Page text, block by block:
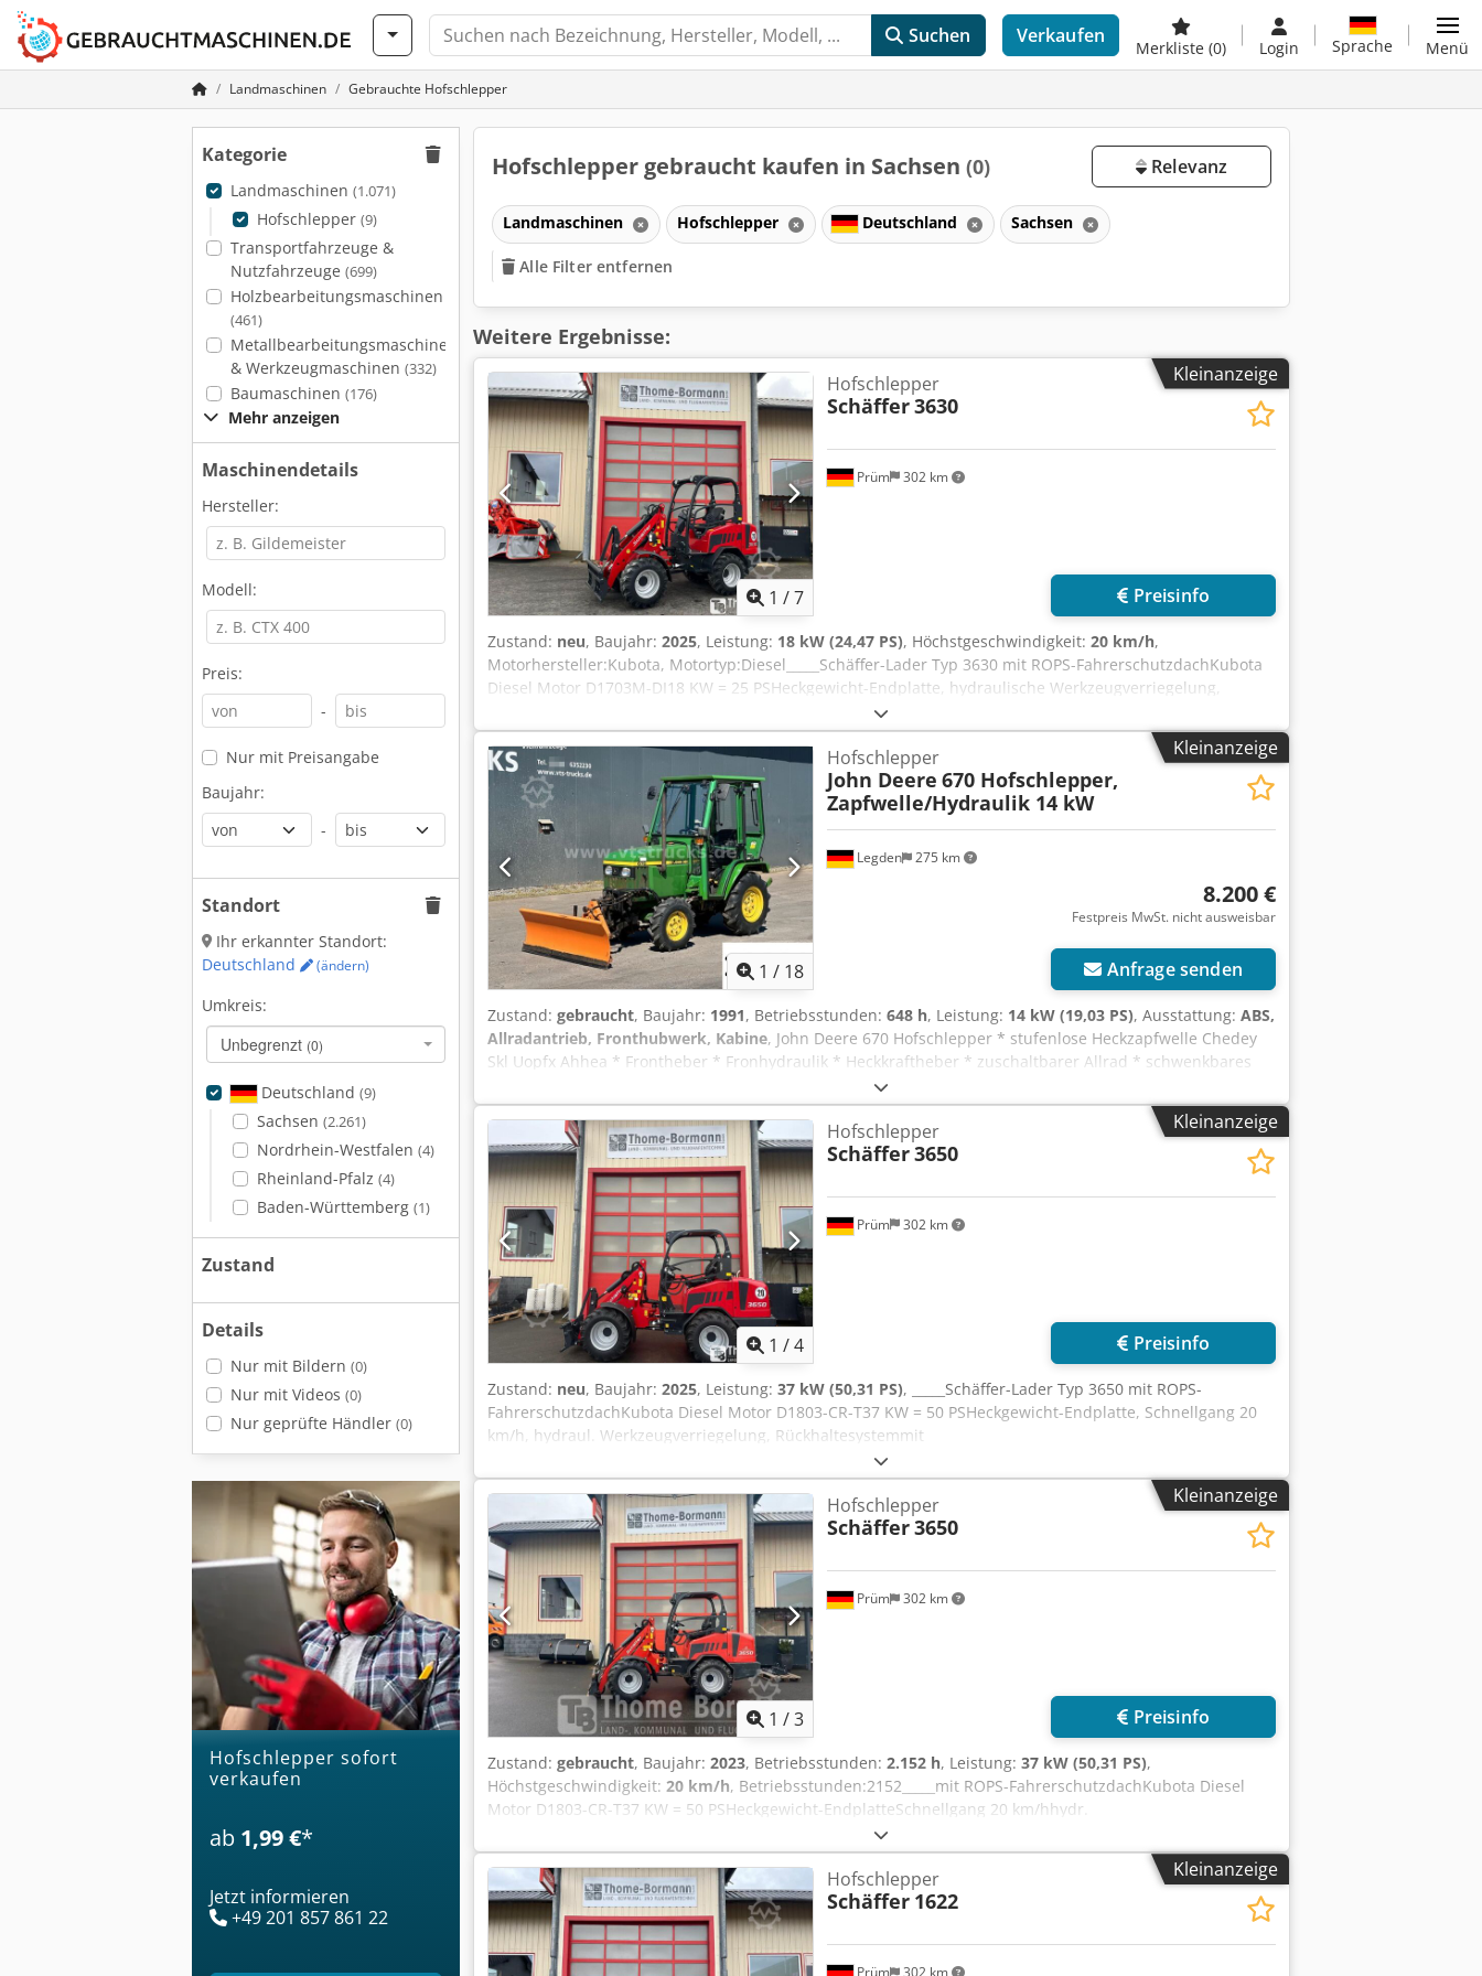
Suchen Verkaufen
Merkliste (0) Login Sprache Menü
Landmaschinen Gebrauchte Hofschlepper
Kategorie
Landmaschinen (1.071)
Hofschlepper (9)
Transportfahrzeuge &
Nutzfahrzeuge (699)
Holzbearbeitungsmaschinen
(461)
Metallbearbeitungsmaschinen
& Werkzeugmaschinen (332)
Baumaschinen (176)
Mehr anzeigen
Maschinendetails
Hersteller:
Modell:
Preis:
-
Nur mit Preisangabe
Baujahr:
-
Standort
Ihr erkannter Standort:
Deutschland
(ändern)
Umkreis:
Unbegrenzt (0)
Deutschland (9)
Sachsen (2.261)
Nordrhein-Westfalen (4)
Rheinland-Pfalz (4)
Baden-Württemberg (1)
Zustand
Details
Nur mit Bildern (0)
Nur mit Videos (0)
Nur geprüfte Händler (0)
Hofschlepper sofort
verkaufen
ab 1,99 €*
Jetzt informieren
+49 201 857 861 22
Hofschlepper gebraucht kaufen in Sachsen (0) Relevanz
Landmaschinen Hofschlepper Deutschland Sachsen
Alle Filter entfernen
Weitere Ergebnisse:
Kleinanzeige
1 /7
Prüm 302 km
Hofschlepper
Schäffer3630
Preisinfo
Zustand: neu, Baujahr: 2025, Leistung: 18 kW (24,47 PS), Höchstgeschwindigkeit: 20 km/h,
Motorhersteller:Kubota, Motortyp:Diesel_____Schäffer-Lader Typ 3630 mit ROPS-FahrerschutzdachKubota
Diesel Motor D1703M-DI18 KW = 25 PSHeckgewicht-Endplatte, hydraulische Werkzeugverriegelung,
Rückhaltesystem, hydraulischerSchnellgang 20 km/hmit
BetriebsanleitungSonderausstattungKoffergewicht 95 kgHydraulikanschlüsse in
Ausf.SteckkupplungenVorbereitung für Beleuchtungsanlage- kpl. Lenkturm für Beleuchtung- Kabelsatz
nach hinten für RückleuchtenArbeitsscheinwerfersatz LED 800 Lumen (2x vorne und 1 x
hinten)Abschleppvorrichtungmit Bolzen und ZurrösenSerienbereifung10.0/75-15.3 AS ET
-40Aufnahmerahmen Euro-WShydraulische Verriegelung,Lagerort:null Csdpfx Ahjzp Anaehjha
Kleinanzeige
1 / 18
Legden 275 km
Hofschlepper
John Deere 670 Hofschlepper,
Zapfwelle/Hydraulik 14 kW
8.200 €
Festpreis MwSt. nicht ausweisbar
Anfrage senden
Zustand: gebraucht, Baujahr: 1991, Betriebsstunden: 648 h, Leistung: 14 kW (19,03 PS), Ausstattung: ABS,
Allradantrieb, Fronthubwerk, Kabine, John Deere 670 Hofschlepper * stufenlose Heckzapfwelle Chedey
Skl Uopfx Ahhea * Frontheber * Fronhydraulik * Heckkraftheber * zuschaltbarer Allrad * schwenkbares
Schneeschild Technische Daten:* Motor: Yanmar 3-Zylinder Diesel * Leistung: 14,4 kW * Hubraum: 0,9 l *
Gewicht: ca. 843 kg * Höchstgeschwindigkeit: ca. 16,7 km/h * Bereifung vorne: 6-12 * Bereifung hinten:
9.5-16 * Abmessungen (Länge): ca. 2,76 m Besonderheiten:* Kompakte Bauweise * Sparsamer und
langlebiger Yanmar-Motor * Vielseitig einsetzbar (Hof, Stall, Grünflächen) ----Fahrzeugnummer/Vehicle:
12033----Irrtümer und Zwischenverkauf vorbehalten----Werbung und diverse Schriftzüge wurden digital
entfernt.-----Gerne stehen wir Ihnen für alle Formalitäten, welche beim Kauf eines Fahrzeugs anfallen, mit
Rat und Tat zur Seite.Teilen Sie uns einfach Ihre Wünsche und Anregungen mit und wir kümmern uns
darum.Unter anderem können wir Ihnen gegen Aufpreis die folgendenden Dienstleistungen anbieten:----
Inzahlungnahme Ihres alten FahrzeugsTÜV/SP AbnahmeKomplette ExportabwicklungVermittlung von
FinanzierungenBeantragung von ExportkennzeichenÜberführung von FahrzeugenZulassung von
FahrzeugenBergungen und Fahrzeugtransporte----IHR VTS TEAM
Kleinanzeige
1 /4
Prüm 302 km
Hofschlepper
Schäffer3650
Preisinfo
Zustand: neu, Baujahr: 2025, Leistung: 37 kW (50,31 PS), _____Schäffer-Lader Typ 3650 mit ROPS-
FahrerschutzdachKubota Diesel Motor D1803-CR-T37 KW = 50 PSHeckgewicht-Endplatte, Schnellgang 20
km/h, hydraul. Werkzeugverriegelung, Rückhaltesystemmit
BetriebsanleitungSonderausstattungKoffergewicht 100 kgHydraulikanschlüsse in
Ausf.SteckkupplungenBeleuchtungsanlageTÜV-Gutachten Arbeitsmaschineselbstfahrend < 25
km/h(Beleuchtungsanlage gemäß StVZO erforderlich)Arbeitsscheinwerfersatz LED 800 Lumen (2x vorne
und 1 x hinten)Abschleppvorrichtungmit Bolzen und ZurrösenBereifung 15.0/55-17 AS 6-Loch, ET
-45Aufnahmerahmen Euro-WS hydraulische Verriegelung,Lagerort:null Chodpfx Ahox Evdvjhsa
Kleinanzeige
1 /3
Prüm 302 km
Hofschlepper
Schäffer3650
Preisinfo
Zustand: gebraucht, Baujahr: 2023, Betriebsstunden: 2.152 h, Leistung: 37 kW (50,31 PS),
Höchstgeschwindigkeit: 20 km/h, Betriebsstunden:2152_____mit ROPS-FahrerschutzdachKubota Diesel
Motor D1803-CR-T37 KW = 50 PSHeckgewicht-EndplatteSchnellgang 20 km/hhydr.
WerkzeugverriegelungRückhaltesystemSonderausstatt
ungHinterwagen mit verbreiterten KotflügelnKoffergewich t 100 kgBereifung 15.0/55-17 AS 6-Loch, ET
-45Zahnradpumpe verstärkt 19 ccm (37 KW-Motor erforderlich)Arbeitsscheinwerfersatz LED, 800 Lumen
(2x vorne und 1 x hinten)Aufnahmerahmen Euro-WShydraulische VerriegelungAbschleppvorrichtung mit
Bolzen und Zurrösen,Lagerort:HIS Hanau Chjdpexmrvujfx Ahhea
Kleinanzeige
Hofschlepper
Schäffer 1622